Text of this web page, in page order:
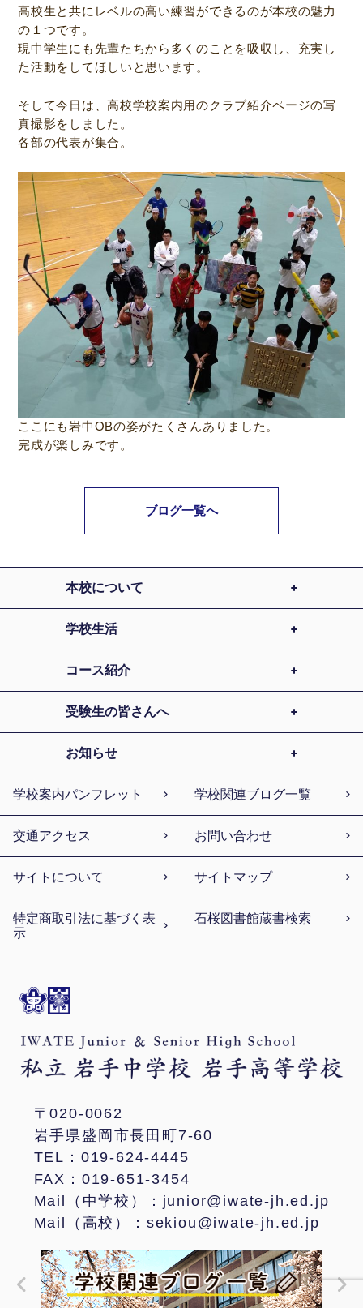
高校生と共にレベルの高い練習ができるのが本校の魅力
の１つです。
現中学生にも先輩たちから多くのことを吸収し、充実し
た活動をしてほしいと思います。
そして今日は、高校学校案内用のクラブ紹介ページの写
真撮影をしました。
各部の代表が集合。
ここにも岩中OBの姿がたくさんありました。
完成が楽しみです。
ブログ一覧へ
〒020-0062
岩手県盛岡市長田町7-60
TEL：019-624-4445
FAX：019-651-3454
Mail（中学校）：junior@iwate-jh.ed.jp
Mail（高校）：sekiou@iwate-jh.ed.jp
本校について
学校生活
コース紹介
受験生の皆さんへ
お知らせ
学校案内パンフレット 学校関連ブログ一覧
交通アクセス お問い合わせ
サイトについて サイトマップ
特定商取引法に基づく表
示
石桜図書館蔵書検索